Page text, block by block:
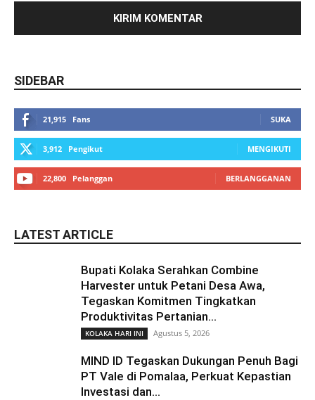
SIDEBAR
21,915 Fans SUKA
3,912 Pengikut MENGIKUTI
22,800 Pelanggan BERLANGGANAN
LATEST ARTICLE
Bupati Kolaka Serahkan Combine
Harvester untuk Petani Desa Awa,
Tegaskan Komitmen Tingkatkan
Produktivitas Pertanian...
KOLAKA HARI INI Agustus 5, 2026
MIND ID Tegaskan Dukungan Penuh Bagi
PT Vale di Pomalaa, Perkuat Kepastian
Investasi dan...